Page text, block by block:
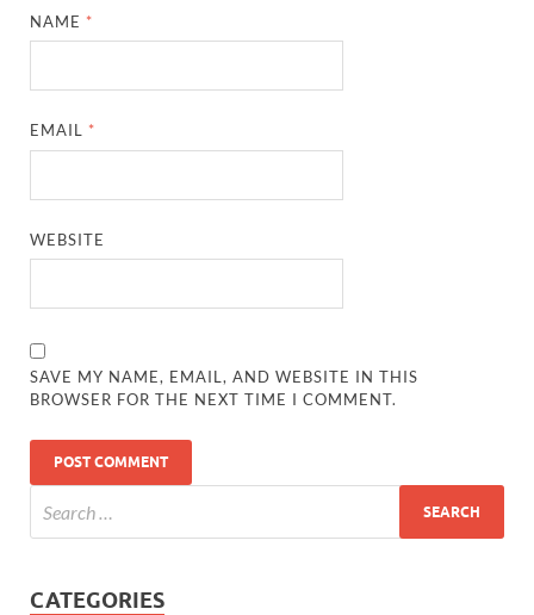
NAME *
EMAIL *
WEBSITE
SAVE MY NAME, EMAIL, AND WEBSITE IN THIS
BROWSER FOR THE NEXT TIME I COMMENT.
CATEGORIES